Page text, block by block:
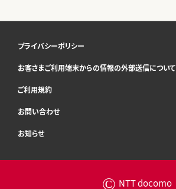
プライバシーポリシー
お客さまご利用端末からの情報の外部送信について
ご利用規約
お問い合わせ
お知らせ
© NTT docomo